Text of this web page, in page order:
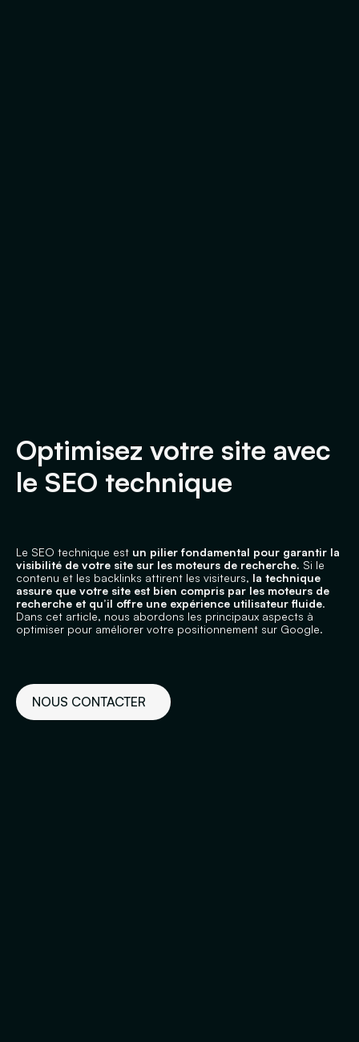
Optimisez votre site avec
le SEO technique
Le SEO technique est un pilier fondamental pour garantir la
visibilité de votre site sur les moteurs de recherche. Si le
contenu et les backlinks attirent les visiteurs, la technique
assure que votre site est bien compris par les moteurs de
recherche et qu’il offre une expérience utilisateur fluide.
Dans cet article, nous abordons les principaux aspects à
optimiser pour améliorer votre positionnement sur Google.
NOUS CONTACTER